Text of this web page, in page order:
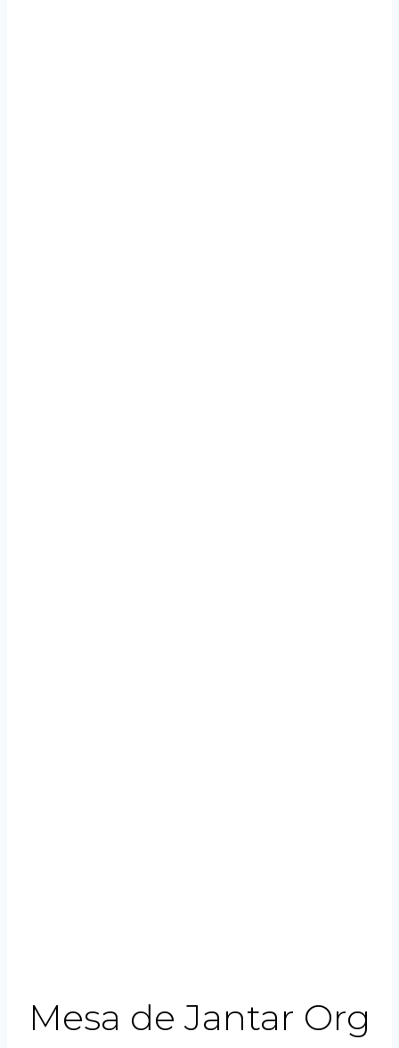
Mesa de Jantar Org